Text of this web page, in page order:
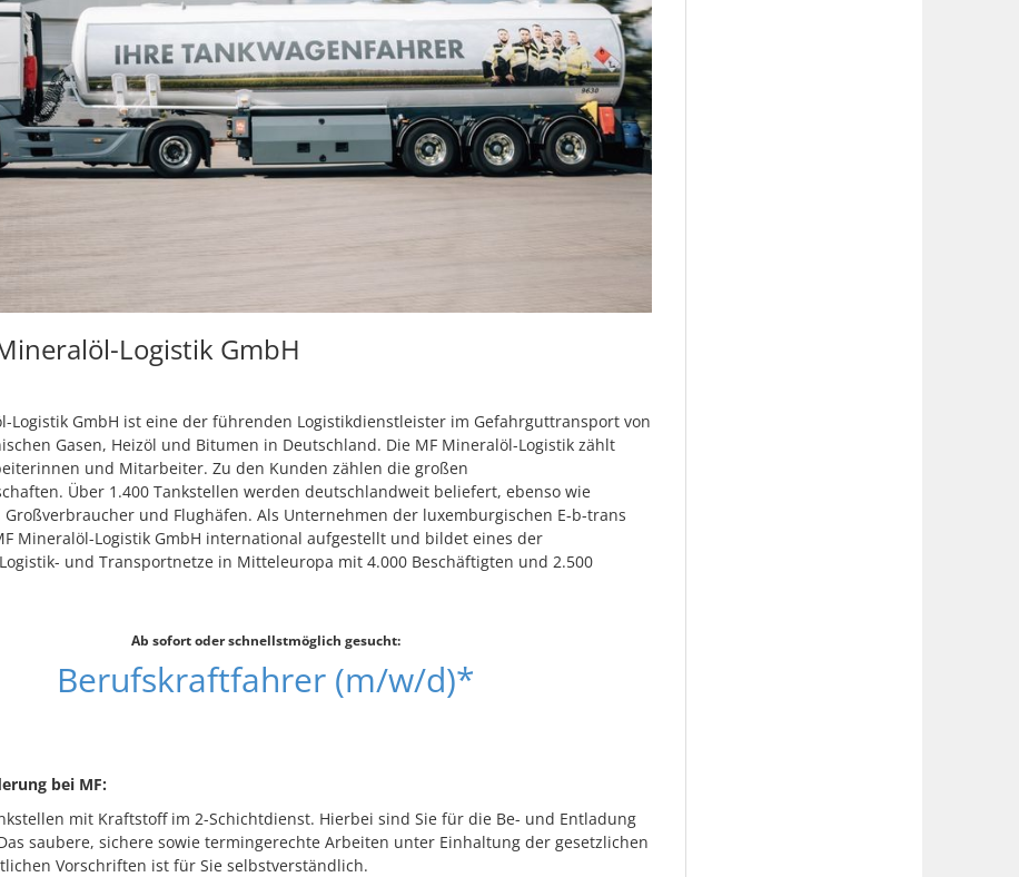
Logistik GmbH
Logistik GmbH ist eine der führenden Logistikdienstleister im Gefahrguttransport von
Gasen, Heizöl und Bitumen in Deutschland. Die MF Mineralöl-Logistik zählt
und Mitarbeiter. Zu den Kunden zählen die großen
Über 1.400 Tankstellen werden deutschlandweit beliefert, ebenso wie
Großverbraucher und Flughäfen. Als Unternehmen der luxemburgischen E-b-trans
Mineralöl-Logistik GmbH international aufgestellt und bildet eines der
und Transportnetze in Mitteleuropa mit 4.000 Beschäftigten und 2.500
Ab sofort oder schnellstmöglich gesucht:
Berufskraftfahrer (m/w/d)*
bei MF:
mit Kraftstoff im 2-Schichtdienst. Hierbei sind Sie für die Be- und Entladung
saubere, sichere sowie termingerechte Arbeiten unter Einhaltung der gesetzlichen
Vorschriften ist für Sie selbstverständlich.